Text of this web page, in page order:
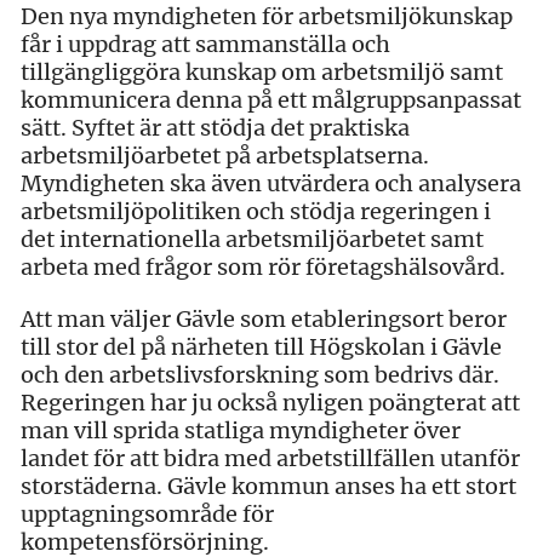
Den nya myndigheten för arbetsmiljökunskap
får i uppdrag att sammanställa och
tillgängliggöra kunskap om arbetsmiljö samt
kommunicera denna på ett målgruppsanpassat
sätt. Syftet är att stödja det praktiska
arbetsmiljöarbetet på arbetsplatserna.
Myndigheten ska även utvärdera och analysera
arbets­miljöpolitiken och stödja regeringen i
det internationella arbetsmiljöarbetet samt
arbeta med frågor som rör företagshälsovård.
Att man väljer Gävle som etableringsort beror
till stor del på närheten till Högskolan i Gävle
och den arbetslivsforskning som bedrivs där.
Regeringen har ju också nyligen poängterat att
man vill sprida statliga myndigheter över
landet för att bidra med arbetstillfällen utanför
storstäderna. Gävle kommun anses ha ett stort
upptagningsområde för
kompetensförsörjning.